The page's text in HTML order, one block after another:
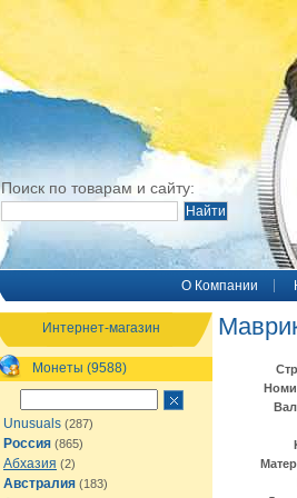
Поиск по товарам и сайту:
O Компании
Интернет-магазин
Монеты (9588)
Unusuals (287)
Россия (865)
Абхазия (2)
Австралия (183)